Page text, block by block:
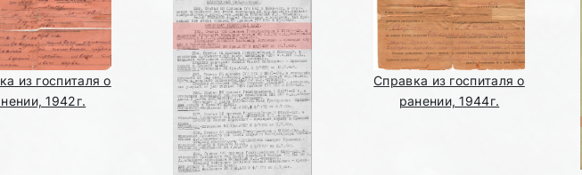
из госпиталя о
1942г.
Справка из госпиталя о
ранении, 1944г.